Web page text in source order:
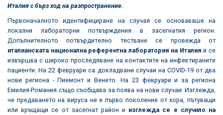
Италия с бърз ход на разпространение.
Първоначалното идентифициране на случая се основаваше на
локални лабораторни потвърждения в засегнатия регион.
Допълнителното потвърдително тестване се провежда от
италианската национална референтна лаборатория на Италияи се
извършва с широко проследяване на контактите на инфектираните
пациенти. На 22 февруари са докладвани случаи на COVID-19 от два
нови региона - Пиемонт и Венето. На 23 февруари и за региона
Емилия-Романия също съобщава за поява на нови случаи. Изглежда,
че предаването на вируса не е първо поколение от хора, пътуващи
или връщащи се от засегнат район и изглежда се е случило на